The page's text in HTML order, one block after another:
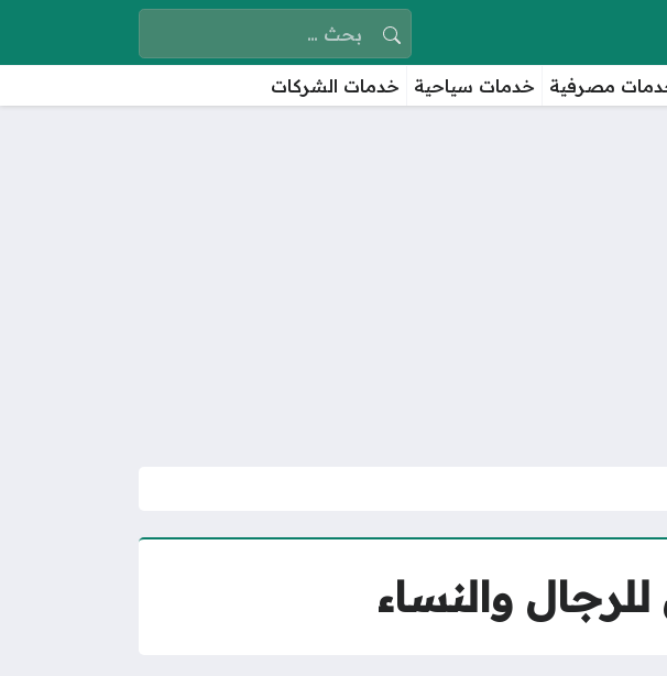
البحث عن:
مصرفية خدمات سياحية خدمات الشركات
والنساء